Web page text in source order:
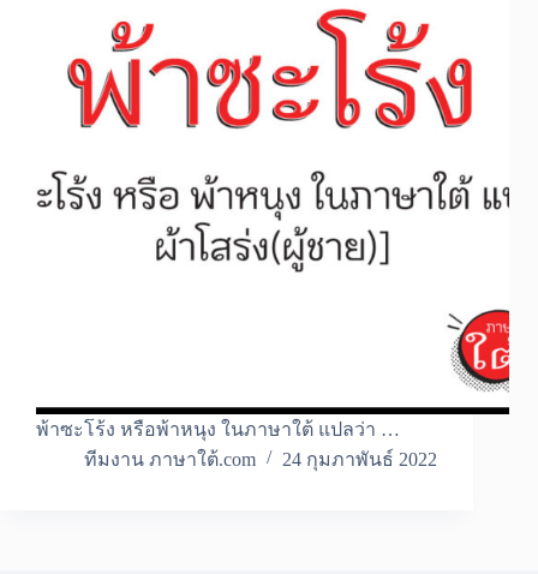
พ้าซะโร้ง หรือพ้าหนุง ในภาษาใต้ แปลว่า …
ทีมงาน ภาษาใต้.com
24 กุมภาพันธ์ 2022